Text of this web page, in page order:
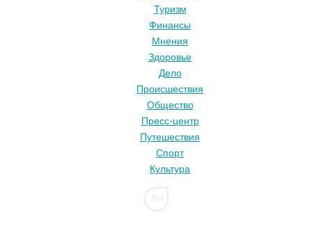
Туризм
Финансы
Мнения
Здоровье
Дело
Происшествия
Общество
Пресс-центр
Путешествия
Спорт
Культура